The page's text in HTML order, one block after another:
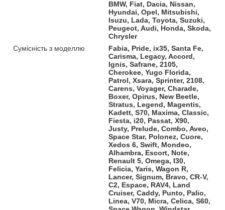
BMW, Fiat, Dacia, Nissan,
Hyundai, Opel, Mitsubishi,
Isuzu, Lada, Toyota, Suzuki,
Peugeot, Audi, Honda, Skoda,
Chrysler
Сумісність з моделлю
Fabia, Pride, ix35, Santa Fe,
Carisma, Legacy, Accord,
Ignis, Safrane, 2105,
Cherokee, Yugo Florida,
Patrol, Xsara, Sprinter, 2108,
Carens, Voyager, Charade,
Boxer, Opirus, New Beetle,
Stratus, Legend, Magentis,
Kadett, S70, Maxima, Classic,
Fiesta, i20, Passat, X90,
Justy, Prelude, Combo, Aveo,
Space Star, Polonez, Cuore,
Xedos 6, Swift, Mondeo,
Alhambra, Escort, Note,
Renault 5, Omega, I30,
Felicia, Yaris, Wagon R,
Lancer, Signum, Bravo, CR-V,
C2, Espace, RAV4, Land
Cruiser, Caddy, Punto, Palio,
Linea, V70, Micra, Celica, S60,